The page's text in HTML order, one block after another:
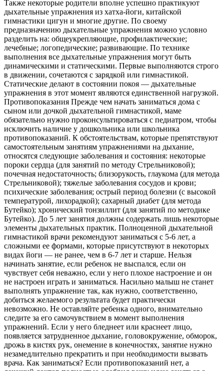
Также некоторые родители вполне успешно практикуют
дыхательные упражнения из хатха-йоги, китайской
гимнастики цигун и многие другие. По своему
предназначению дыхательные упражнения можно условно
разделить на: общеукрепляющие, профилактические;
лечебные; логопедические; развивающие. По технике
выполнения все дыхательные упражнения могут быть
динамическими и статическими. Первые выполняются строго
в движении, сочетаются с зарядкой или гимнастикой.
Статические делают в состоянии покоя — дыхательные
упражнения в этот момент являются единственной нагрузкой.
Противопоказания Прежде чем начать заниматься дома с сыном или дочкой дыхательной гимнастикой, маме обязательно нужно проконсультироваться с педиатром, чтобы исключить наличие у дошкольника или школьника противопоказаний. К обстоятельствам, которые препятствуют самостоятельным занятиям упражнениями на дыхание, относятся следующие заболевания и состояния: некоторые пороки сердца (для занятий по методу Стрельниковой); почечная недостаточность; близорукость, глаукома (для метода Стрельниковой); тяжелые заболевания сосудов и крови; психические заболевания; острый период болезни (с высокой температурой, лихорадкой); сахарный диабет (для метода Бутейко); хронический тонзиллит (для занятий по методике Бутейко). До 5 лет занятия должны содержать лишь некоторые элементы дыхательных практик. Полноценной дыхательной гимнастикой врачи рекомендуют заниматься с 5-6 лет, а сложными ее формами, которые присутствуют в некоторых видах йоги — не ранее, чем в 6-7 лет и старше. Нельзя начинать занятие, если ребенок не выспался, если он чувствует себя неважно, если у него плохое настроение и он не настроен играть и заниматься. Насильно малыш не станет выполнять упражнение так, как нужно, соответственно, добиться желаемого результата будет практически невозможно. Не оставляйте ребенка одного, внимательно следите за его самочувствием в момент выполнения упражнений. Если у него бледнеет или краснеет лицо, появляется затрудненное дыхание, головокружение, обморок, дрожь в кистях рук, онемение в конечностях, занятие нужно незамедлительно прекратить и при необходимости вызвать врача. Как заниматься? Если противопоказаний нет, а лечащий доктор полностью одобрил вашу идею заняться с ребенком дыхательными упражнениями, нужно выбрать программу, по которой вы хотели бы заниматься — несколько видов было описано выше. Если остановиться на одном методе не получается, хочется всего и сразу, можно начать занятия по универсальному комплексу, который включает в себя лучшие и самые интересные упражнения для детей из различных методик. Расскажем о нем подробнее ниже. Задачей родителей является обучить ребенка дышать так, как подразумевает техника конкретного упражнения. Лучше всего делать это в игровой форме, чтобы чаду было интересно заниматься, иначе достаточно быстро он разочаруется в занятиях и не захочет принимать в них участия. Рассмотрим общие правила, которые лучше узнать перед началом практики. Планируйте время так, чтобы к дыхательным упражнениям ваше чадо переходило не раньше, чем через час-полтора после очередной трапезы. Заниматься возможно до двух раз в сутки. Длительность занятия на начальном этапе не должна превышать 10 минут. Постепенно время занятий увеличивают, усложняют и сами упражнения, добавляют новые приемы. Максимальное время гимнастики — 30 минут. Дыхательная гимнастика требует обязательного соблюдения рекомендаций по технике выполнения приемов, но только на начальном этапе. Потом мама вполне может в меру собственной фантазии придумывать любые другие упражнения, которые понравятся ее сыну или дочке, основываясь на изученных и освоенных приемах. Если на дворе стоит лето, отправляйтесь заниматься на открытом воздухе — пользы будет значительно больше. Зимой, когда гимнастику делают в комнате, обязательно проветривайте помещение перед началом сеанса. Температура воздуха в помещении не должна превышать 21 градуса тепла — интенсивное вдыхание более теплого воздуха может привести к пересыханию слизистых оболочек органов дыхания и развитию или отягощению респираторных заболеваний. Лучший пример — это, безусловно, собственный пример. Выполняйте приемы совместно. Комплекс упражнений Часто мамы интересуются, можно ли самостоятельно начинать практики. Когда есть возможность первый сеанс провести в присутствии педагога, доктора или инструктора по дыхательной гимнастике, воспользуйтесь ею. Если такой возможности нет, ничего страшного — все упражнения довольно простые, их вполне можно начать практиковать самостоятельно. Начнем с комплекса для самых младших дошкольников. «Мячик». Это упражнение носит такое название за образ, который малыш должен держать перед глазами. Мячиком станет его собственный животик в момент глубокого вдоха. Попросите малыша принять положение лежа на спине, поставьте на живот маленькую мягкую игрушку. Медленно вдыхая через нос, ребенок должен надувать «мячик» как можно сильнее, а потом так же медленно сдувать его, выдыхая через рот, сложив губки трубочкой. «Аквалангист». Это упражнение можно выполнять в любом положении — стоя, сидя, лежа. Попросите ребенка представить себе, что ему предстоит погружение в воду. Пусть он наберет как можно больше воздуха и удерживает его как можно дольше — мама ведет отсчет вслух, хвалит ребенка, если сегодня у него получилось удерживать воздух хотя бы на секунду дольше, чем вчера. «Легкое перышко». Для этого упражнения вам понадобится самое настоящее перышко из подушки или небольшой воздушный шарик (его, кстати, можно надуть вместе с ребенком!). Цель игры — как можно дольше удержать шарик или перышко в воздухе, совершая короткие и интенсивные выдохи. Все в детстве дули на перышко, а потому больших трудностей техника выполнения этого упражнения не вызовет. Упражнения для детей от 5 лет также могут включать в себя вышеперечисленные приемы. Кроме того, добавляют другие упражнения, которые, по своей сути, являются комбинированными. «Ближе-дальше». Это упражнение можно проводить в положении сидя и в положении стоя. Попросите ребенка втянуть воздух носом так, как будто он вдыхает аромат чудесного цветка. Выдох нужно сделать через рот, сложив губы трубочкой. При этом ребенок должен выдохнуть более интенсивно, как будто он отталкивает от себя какой-то легкий предмет. «Хомяк на охоте». Это упражнение обычно очень нравится детям. Попросите его изобразить хомячка, надув щеки как можно сильнее. Потом малыш выпускает воздух резко, хлопнув по щекам ладошками. За новой порцией «запасов» воображаемый грызун отправляется после предварительного обнюхивания — ребенок делает носом серию мелких и частых вдохов. «Дракоша Тоша». Это упражнение нужно выполнять с детьми, которые прекрасно представляют себе, как выглядит дракончик. Расскажете, что дракон заболел и теперь может выдыхать огонь только через одну ноздрю. В этом и будет заключаться игра — попеременные выдохи через одну ноздрю (вторую прикрывают пальцем). «Кулачки». Такой прием выполняют одновременно с движением. Попросите ребенка встать и вытянуть руки вперед. Вдох совершают серией в четыре коротких резких вдоха, а выдох — любым удобным способом. Во время вдохов кулачки ритмично сжимают и разжимают. Есть и отдельная группа упражнений, которые предназначены для развития речи и улучшения произношения отдельных букв и звуков. Вот несколько из них. «Летят гуси». Мама предлагает ребенку представить себя гусем, который летит высоко. При этом она читает стишок «Гуси, гуси полетят, на Сережу (Марину, Наташу, Ирину, Алешу и т. д.) поглядят». На первой строке ребенок делает вдох и совершает руками движения, как гусь крыльями. На второй строке нужно сделать выдох со звуком «гу-у-у-у-у», руки опустить вдоль туловища. «Часы». Мама просит ребенка представить, что его руки — это часовая и минутная стрелки. Одну руку поднимают вверх, вторую отводят в сторону (положение «три часа»). Потом меняют (положение «девять часов»). При первой позиции вдох, при второй — выдох. Мама читает стишок: «Время точное покажут, час и день они укажут». При выдохе ребенок должен произносить звук, который дается ему с трудом («ля-ля-ля» или «р-р-р»). «Полицейский». Мама читает стишок: «За порядком я слежу, влево вправо погляжу. Если что-нибудь случится, я на помощь прихожу!». Ребенок в положении стоя делает ритмичные повороты головы вправо влево. На каждый поворот приходится вдох, на следующий — выдох. Выдох сопровождается протяжным «жу-жу-жуууу». Отзывы Многие мамы регулярно применяют упражнения дыхательной гимнастики в своих ежедневных занятиях и играх с детьми дошкольного возраста и с младшими школьниками. Они отмечают, что результаты становятся заметными не слишком быстро. Если же каждый день играть с малышом и правильно дышать хотя бы по 15 минут, то заметные результаты появляются лишь через полгода – год. Но оно того стоит, говорят опытные мамы на тематических форумах. Особенно для заикающихся, стеснительных и робких детей, которым сложно поддерживать нормальное дыхание в моменты волнения и стресса, в незнакомом коллективе Мамы на выдумки щедры. Своими личными упражнениями, придуманными самостоятельно, они охотно делятся с другими на специализированных форумах. А потому с разнообразием занятий для ребенка проблем возникнуть не должно. Довольно редко родители отмечают, что дети не хотят заниматься гимнастикой для дыхания. Обычно такое происходит в случае, если маме не удалось сделать занятия интересными изначально. Исправить ситуацию можно на любом этапе, просто пересмотрев собственный подход к дыхательной гимнастике. Если ею увлечется вся семья, ребенок вряд ли откажется поддержать идею. КОМПЛЕКСЫ ДЫХАТЕЛЬНЫХ УПРАЖНЕНИЙ ДЛЯ ДЕТЕЙ Упражнения для дыхания полезны не только для профилактики простудных заболеваний, бронхитов и синуситов, они обучают ребенка правильному дыханию. Недаром, элементы дыхательной гимнастики обязательно включают в комплекс упражнений на занятиях физкультурой. ✨ Подготовительное упражнение Исходное положение. Стоя, сидя или лежа. Выполнение. Закрыть глаза, постараться успокоиться, расслабиться. Делаем глубокий вдох и задерживаем дыхание насколько возможно. Выполняем 5-10 раз. ✨ Упражнение «Воздушный шарик» Исходное положение. Стоя, сидя или лежа, положив руки на нижнюю часть ребер. Выполнение. Перед выполнением упражнения нужно выдохнуть воздух из грудной клетки ртом, чтобы она втянулась. Затем медленно делаем вдох через нос, а выдох — ртом. При выполнении упражнения обязательно нужно следить, чтобы живот и плечи оставались неподвижными. Упражнение выполняем 6-10 раз. ✨ Упражнение «Окно и дверь» Исходное положение. Встать ровно, выпрямиться. Выполнение. В этом у